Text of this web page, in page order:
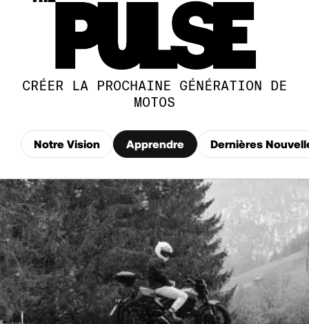
CRÉER LA PROCHAINE GÉNÉRATION DE
MOTOS
Notre Vision Apprendre Dernières